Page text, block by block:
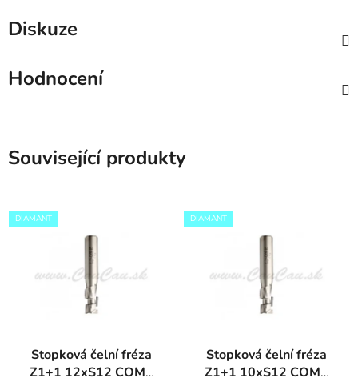
Diskuze
Hodnocení
Související produkty
DIAMANT
Stopková čelní fréza
Z1+1 12xS12 COMP
DIAMANT
Stopková čelní fréza
Z1+1 10xS12 COMP